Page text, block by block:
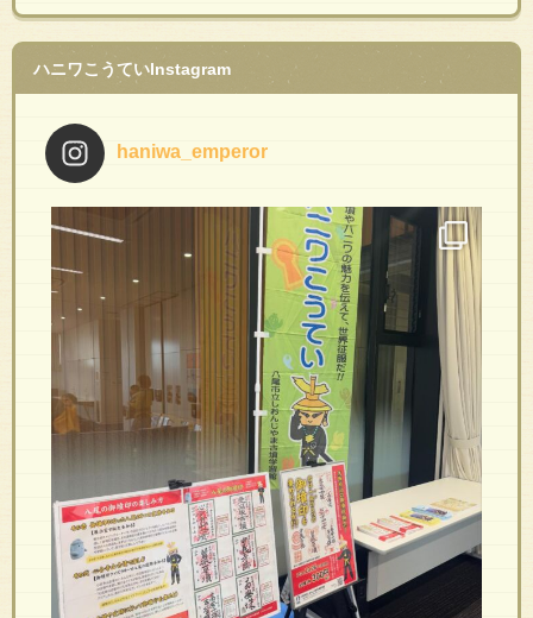
ハニワこうていInstagram
haniwa_emperor